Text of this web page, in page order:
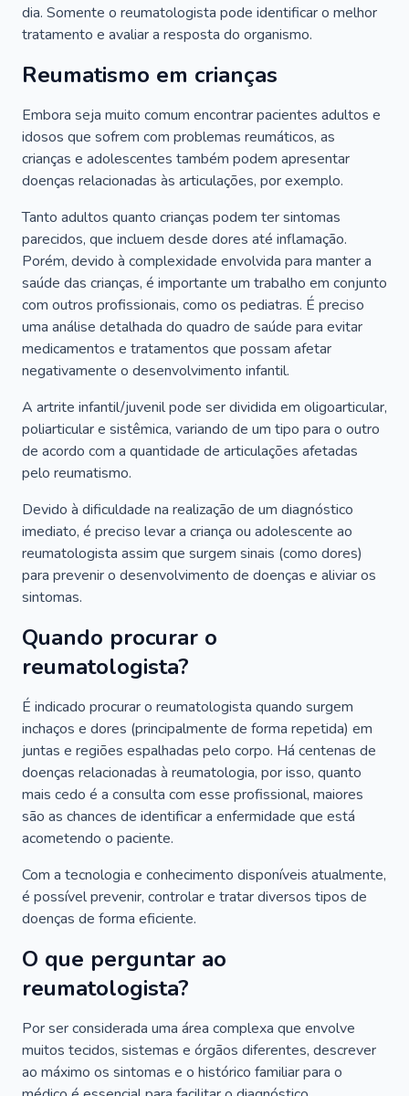
dia. Somente o reumatologista pode identificar o melhor
tratamento e avaliar a resposta do organismo.
Reumatismo em crianças
Embora seja muito comum encontrar pacientes adultos e
idosos que sofrem com problemas reumáticos, as
crianças e adolescentes também podem apresentar
doenças relacionadas às articulações, por exemplo.
Tanto adultos quanto crianças podem ter sintomas
parecidos, que incluem desde dores até inflamação.
Porém, devido à complexidade envolvida para manter a
saúde das crianças, é importante um trabalho em conjunto
com outros profissionais, como os pediatras. É preciso
uma análise detalhada do quadro de saúde para evitar
medicamentos e tratamentos que possam afetar
negativamente o desenvolvimento infantil.
A artrite infantil/juvenil pode ser dividida em oligoarticular,
poliarticular e sistêmica, variando de um tipo para o outro
de acordo com a quantidade de articulações afetadas
pelo reumatismo.
Devido à dificuldade na realização de um diagnóstico
imediato, é preciso levar a criança ou adolescente ao
reumatologista assim que surgem sinais (como dores)
para prevenir o desenvolvimento de doenças e aliviar os
sintomas.
Quando procurar o
reumatologista?
É indicado procurar o reumatologista quando surgem
inchaços e dores (principalmente de forma repetida) em
juntas e regiões espalhadas pelo corpo. Há centenas de
doenças relacionadas à reumatologia, por isso, quanto
mais cedo é a consulta com esse profissional, maiores
são as chances de identificar a enfermidade que está
acometendo o paciente.
Com a tecnologia e conhecimento disponíveis atualmente,
é possível prevenir, controlar e tratar diversos tipos de
doenças de forma eficiente.
O que perguntar ao
reumatologista?
Por ser considerada uma área complexa que envolve
muitos tecidos, sistemas e órgãos diferentes, descrever
ao máximo os sintomas e o histórico familiar para o